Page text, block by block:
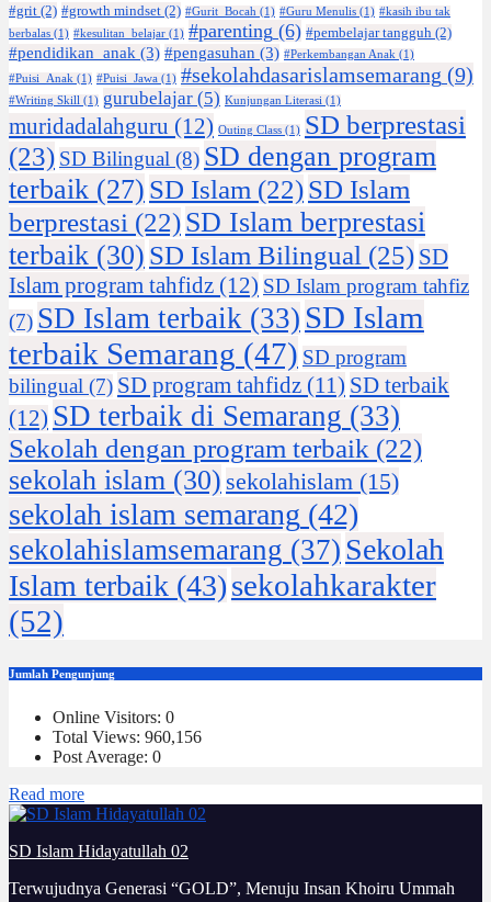
#grit (2) #growth mindset (2) #Gurit_Bocah (1) #Guru Menulis (1) #kasih ibu tak
berbalas (1) #kesulitan_belajar (1) #parenting (6) #pembelajar tangguh (2)
#pendidikan_anak (3) #pengasuhan (3) #Perkembangan Anak (1)
#Puisi_Anak (1) #Puisi_Jawa (1) #sekolahdasarislamsemarang (9)
#Writing Skill (1) gurubelajar (5) Kunjungan Literasi (1)
muridadalahguru (12) Outing Class (1) SD berprestasi
(23) SD Bilingual (8) SD dengan program
terbaik (27) SD Islam (22)SD Islam
berprestasi (22)SD Islam berprestasi
terbaik (30) SD Islam Bilingual (25) SD
Islam program tahfidz (12) SD Islam program tahfiz
(7) SD Islam terbaik (33) SD Islam
terbaik Semarang (47) SD program
bilingual (7) SD program tahfidz (11) SD terbaik
(12) SD terbaik di Semarang (33)
Sekolah dengan program terbaik (22)
sekolah islam (30) sekolahislam (15)
sekolah islam semarang (42)
sekolahislamsemarang (37) Sekolah
Islam terbaik (43)sekolahkarakter
(52)
Jumlah Pengunjung
Online Visitors: 0
Total Views: 960,156
Post Average: 0
Read more:
Ambigu
SD Islam Hidayatullah 02
Terwujudnya Generasi “GOLD”, Menuju Insan Khoiru Ummah